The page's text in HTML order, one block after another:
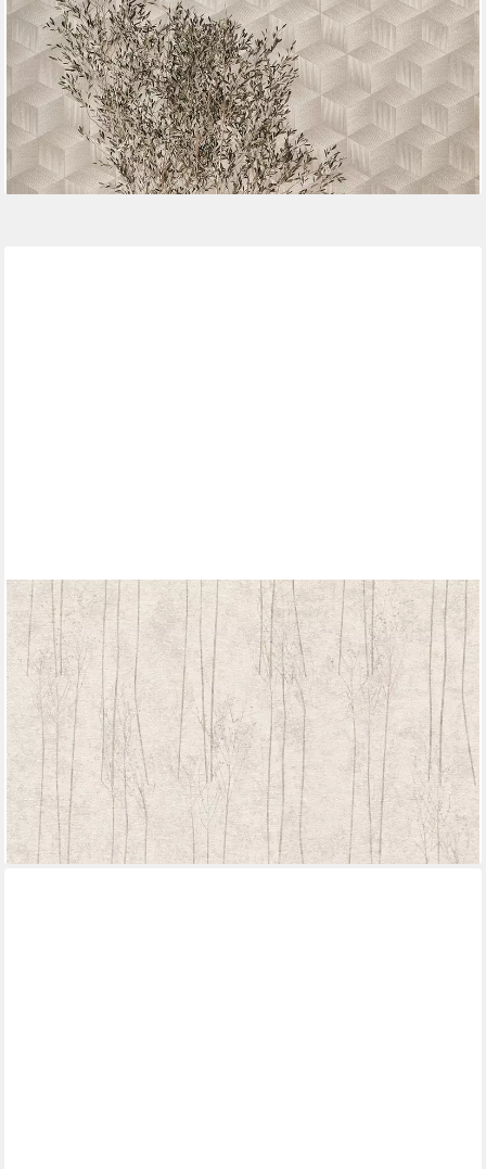
Wohnzimmer Schlafzimmer Küche Optik
ab 19,90 € UVP66,95 €
(3,74 €/ 1 qm)
-70%
lieferbar - in 4-5 Werktagen bei dir
A.S. CRÉATION
Vliestapete Hygge, leicht strukturiert, floral, gemustert, Motiv,
Tapete Schilfgras Tapete Pampasgras Tapeten Wohnzimmer
Schlafzimmer
ab 17,73 €
UVP48,95 €
(3,33 €/ 1 qm)
-64%
lieferbar - in 4-5 Werktagen bei dir